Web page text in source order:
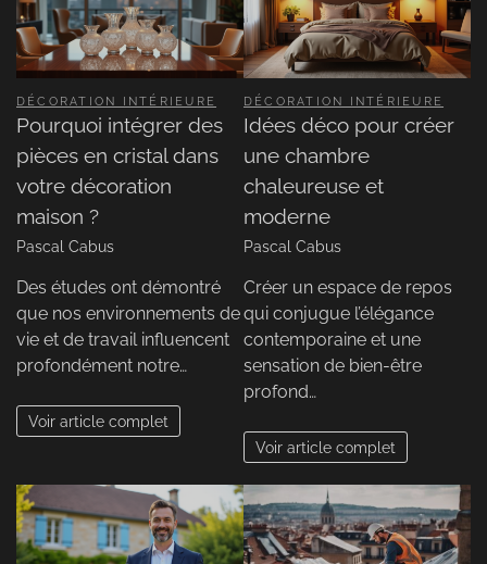
DÉCORATION INTÉRIEURE
Pourquoi intégrer des
pièces en cristal dans
votre décoration
maison ?
Pascal Cabus
Des études ont démontré
que nos environnements de
vie et de travail influencent
profondément notre…
Voir article complet
DÉCORATION INTÉRIEURE
Idées déco pour créer
une chambre
chaleureuse et
moderne
Pascal Cabus
Créer un espace de repos
qui conjugue l’élégance
contemporaine et une
sensation de bien-être
profond…
Voir article complet